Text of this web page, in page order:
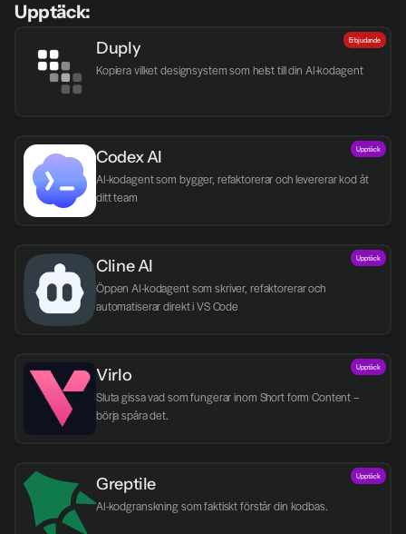
Upptäck:
Duply
Kopiera vilket designsystem som helst till din AI-kodagent
Erbjudande
Codex AI
AI-kodagent som bygger, refaktorerar och levererar kod åt
ditt team
Upptäck
Cline AI
Öppen AI-kodagent som skriver, refaktorerar och
automatiserar direkt i VS Code
Upptäck
Virlo
Sluta gissa vad som fungerar inom Short form Content –
börja spåra det.
Upptäck
Greptile
AI-kodgranskning som faktiskt förstår din kodbas.
Upptäck